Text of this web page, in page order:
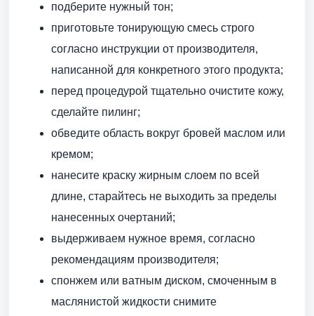
подберите нужный тон;
приготовьте тонирующую смесь строго
согласно инструкции от производителя,
написанной для конкретного этого продукта;
перед процедурой тщательно очистите кожу,
сделайте пилинг;
обведите область вокруг бровей маслом или
кремом;
нанесите краску жирным слоем по всей
длине, старайтесь не выходить за пределы
нанесенных очертаний;
выдерживаем нужное время, согласно
рекомендациям производителя;
спонжем или ватным диском, смоченным в
маслянистой жидкости снимите